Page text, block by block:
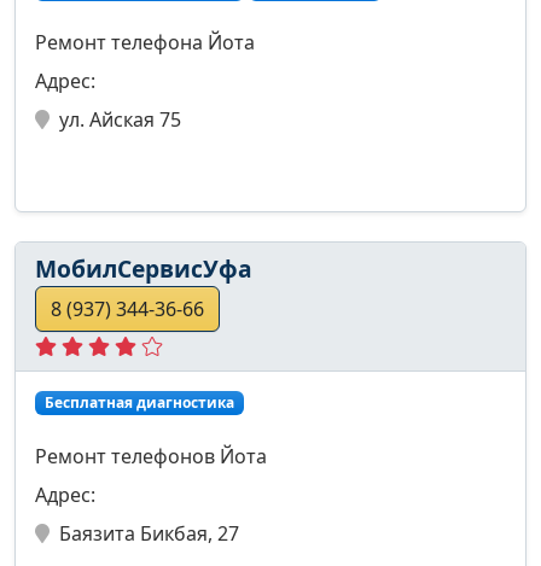
Ремонт телефона Йота
Адрес:
ул. Айская 75
МобилСервисУфа
8 (937) 344-36-66
Бесплатная диагностика
Ремонт телефонов Йота
Адрес:
Баязита Бикбая, 27